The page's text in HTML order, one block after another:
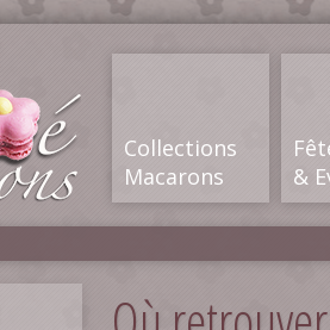
Collections
Macarons
&